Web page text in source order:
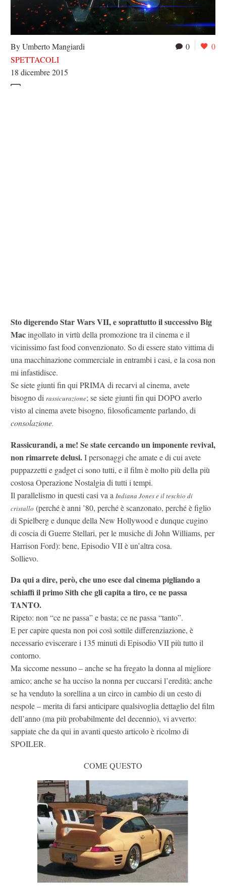
0 0
By Umberto Mangiardi
SPETTACOLI
18 dicembre 2015
Sto digerendo Star Wars VII, e soprattutto il successivo Big
Macingollato in virtù della promozione tra il cinema e il
vicinissimo fast food convenzionato. So di essere stato vittima di
una macchinazione commerciale in entrambi i casi, e la cosa non
mi infastidisce.
Se siete giunti fin qui PRIMA di recarvi al cinema, avete
bisogno di rassicurazione; se siete giunti fin qui DOPO averlo
visto al cinema avete bisogno, filosoficamente parlando, di
consolazione.
Rassicurandi, a me! Se state cercando un imponente revival,
non rimarrete delusi.I personaggi che amate e di cui avete
puppazzetti e gadget ci sono tutti, e il film è molto più della più
costosa Operazione Nostalgia di tutti i tempi.
Il parallelismo in questi casi va a Indiana Jones e il teschio di
cristallo (perché è anni ’80, perché è scanzonato, perché è figlio
di Spielberg e dunque della New Hollywood e dunque cugino
di coscia di Guerre Stellari, per le musiche di John Williams, per
Harrison Ford): bene, Episodio VII è un’altra cosa.
Sollievo.
Da qui a dire, però, che uno esce dal cinema pigliando a
schiaffi il primo Sith che gli capita a tiro, ce ne passa
TANTO.
Ripeto: non “ce ne passa” e basta; ce ne passa “tanto”.
E per capire questa non poi così sottile differenziazione, è
necessario eviscerare i 135 minuti di Episodio VII più tutto il
contorno.
Ma siccome nessuno – anche se ha fregato la donna al migliore
amico; anche se ha ucciso la nonna per cuccarsi l’eredità; anche
se ha venduto la sorellina a un circo in cambio di un cesto di
nespole – merita di farsi anticipare qualsivoglia dettaglio del film
dell’anno (ma più probabilmente del decennio), vi avverto:
sappiate che da qui in avanti questo articolo è ricolmo di
SPOILER.
COME QUESTO